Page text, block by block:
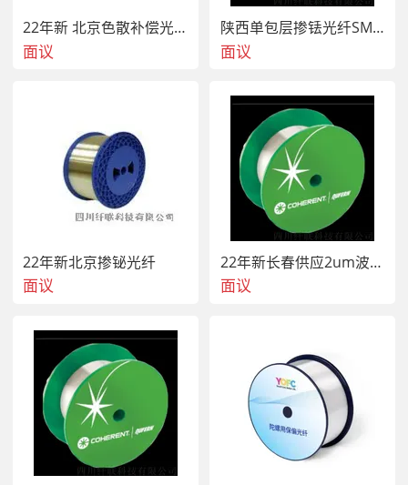
22年新 北京色散补偿光纤DM1011-A
面议
陕西单包层掺铥光纤SM-TSF-9/125
面议
22年新北京掺铋光纤
面议
22年新长春供应2um波段脉冲应用色散补偿光纤（SM2000D PM2000D)
面议